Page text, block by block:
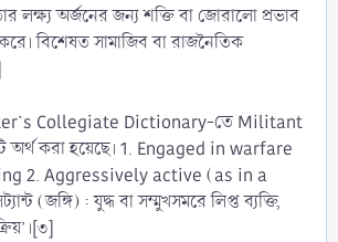
তার লক্ষ্য অর্জনের জন্য শক্তি বা জোরালো প্রভাব
বিশেষত সামাজিব বা রাজনৈতিক
Collegiate Dictionary-তে Militant
অর্থ করা হয়েছে। 1. Engaged in warfare
2. Aggressively active (as in a
(জঙ্গি) : যুদ্ধ বা সম্মুখসমরে লিপ্ত ব্যক্তি,